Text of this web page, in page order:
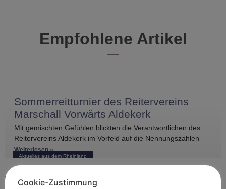
Empfohlene Artikel
Aktuelles aus dem Rheinland
Sommerreitturnier des Reitervereins
Marschall Vorwärts Aldekerk
Mit gemischten Gefühlen blickten die Verantwortlichen des
Reitervereins Aldekerk im Vorfeld auf die Nennungszahlen
vergleichbarer Turniere in der näheren Umgebung. Umso
größer war die
Weiterlesen »
Cookie-Zustimmung